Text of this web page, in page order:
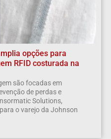
opções para
RFID costurada na
são focadas em
de perdas e
Solutions,
o varejo da Johnson